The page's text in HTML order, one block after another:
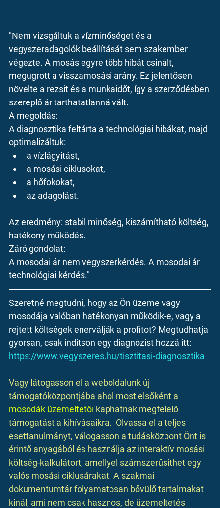
"Nem vizsgáltuk a vízminőséget és a
vegyszeradagolók beállítását sem szakember
végezte. A mosás egyre több hibát csinált,
megugrott a visszamosási arány. Ez jelentősen
növelte a rezsit és a munkaidőt, így a szerződésben
szereplő ár tarthatatlanná vált.
A megoldás:
A diagnosztika feltárta a technológiai hibákat, majd
optimalizáltuk:
a vízlágyítást,
a mosási ciklusokat,
a hőfokokat,
az adagolást.
Az eredmény: stabil minőség, kiszámítható költség,
hatékony működés.
Záró gondolat:
A mosodai ár nem vegyszerkérdés. A mosodai ár
technológiai kérdés."
Szeretné megtudni, hogy az Ön üzeme vagy
mosodája valóban hatékonyan működik-e, vagy a
rejtett költségek enerválják a profitot? Megtudhatja
gyorsan, csak indítson egy diagnózist hozzá itt:
https://www.vegyszeres.hu/tisztitasi-diagnosztika
Vagy látogasson el a weboldalunk új
támogatóközpontjába ahol most elsőként a
mosodák üzemeltetői kaphatnak megfelelő
támogatást a kihívásaikra.  Olvassa el a teljes
esettanulmányt, válogasson a tudásközpont Önt is
érintő anyagából és használja az interaktív mosási
költség-kalkulátort, amellyel számszerűsíthet egy
valós mosási ciklusárakat. A szakmai
dokumentumtár folyamatosan bővülő tartalmakat
kínál, ami nem csak hasznos, de üzemeltetés